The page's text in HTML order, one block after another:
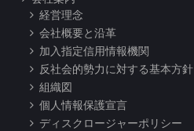
経営理念
会社概要と沿革
加入指定信用情報機関
反社会的勢力に対する基本方針
組織図
個人情報保護宣言
ディスクロージャーポリシー